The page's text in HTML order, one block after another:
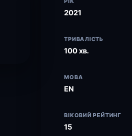
2021
ТРИВАЛІСТЬ
100 хв.
МОВА
EN
ВІКОВИЙ РЕЙТИНГ
15